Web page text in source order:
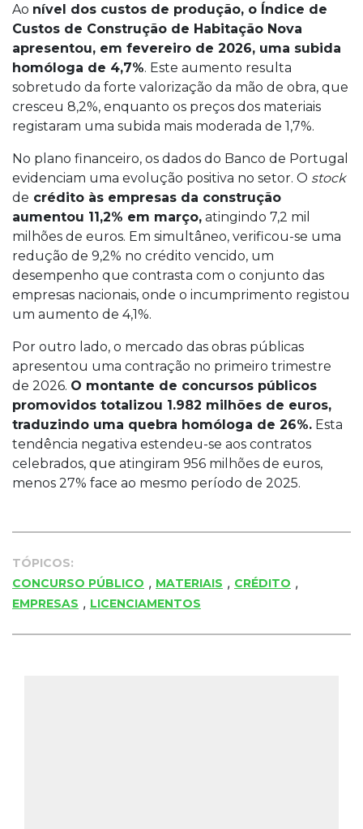
Ao nível dos custos de produção, o Índice de
Custos de Construção de Habitação Nova
apresentou, em fevereiro de 2026, uma subida
homóloga de 4,7%. Este aumento resulta
sobretudo da forte valorização da mão de obra, que
cresceu 8,2%, enquanto os preços dos materiais
registaram uma subida mais moderada de 1,7%.
No plano financeiro, os dados do Banco de Portugal
evidenciam uma evolução positiva no setor. O stock
de crédito às empresas da construção
aumentou 11,2% em março, atingindo 7,2 mil
milhões de euros. Em simultâneo, verificou-se uma
redução de 9,2% no crédito vencido, um
desempenho que contrasta com o conjunto das
empresas nacionais, onde o incumprimento registou
um aumento de 4,1%.
Por outro lado, o mercado das obras públicas
apresentou uma contração no primeiro trimestre
de 2026. O montante de concursos públicos
promovidos totalizou 1.982 milhões de euros,
traduzindo uma quebra homóloga de 26%. Esta
tendência negativa estendeu-se aos contratos
celebrados, que atingiram 956 milhões de euros,
menos 27% face ao mesmo período de 2025.
TÓPICOS:
CONCURSO PÚBLICO , MATERIAIS , CRÉDITO ,
EMPRESAS , LICENCIAMENTOS